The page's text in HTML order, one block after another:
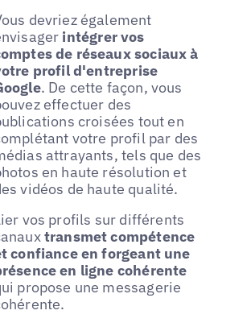
devriez également
intégrer vos
de réseaux sociaux à
profil d'entreprise
. De cette façon, vous
effectuer des
croisées tout en
votre profil par des
attrayants, tels que des
en haute résolution et
vidéos de haute qualité.
vos profils sur différents
transmet compétence
confiance en forgeant une
en ligne cohérente
propose une messagerie